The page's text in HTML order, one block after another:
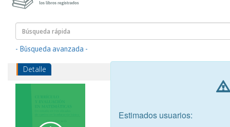
- Búsqueda avanzada -
Detalle
Estimados usuarios: